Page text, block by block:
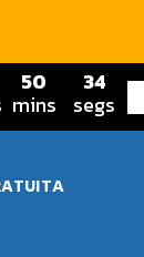
50
mins
33
segs